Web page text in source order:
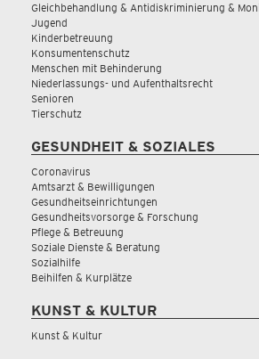
Gleichbehandlung & Antidiskriminierung &
Jugend
Kinderbetreuung
Konsumentenschutz
Menschen mit Behinderung
Niederlassungs- und Aufenthaltsrecht
Senioren
Tierschutz
GESUNDHEIT & SOZIALES
Coronavirus
Amtsarzt & Bewilligungen
Gesundheitseinrichtungen
Gesundheitsvorsorge & Forschung
Pflege & Betreuung
Soziale Dienste & Beratung
Sozialhilfe
Beihilfen & Kurplätze
KUNST & KULTUR
Kunst & Kultur